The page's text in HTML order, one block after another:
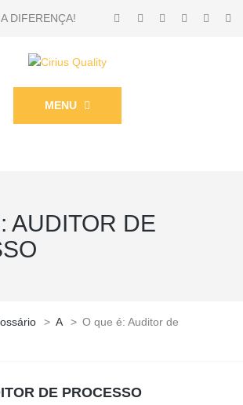
DIFERENÇA!
MENU
AUDITOR DE
> A > O que é: Auditor de
DE PROCESSO